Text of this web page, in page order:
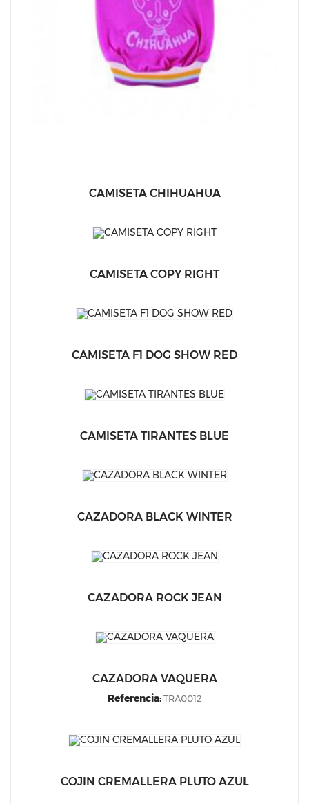
CAMISETA CHIHUAHUA
CAMISETA COPY RIGHT
CAMISETA F1 DOG SHOW RED
CAMISETA TIRANTES BLUE
CAZADORA BLACK WINTER
CAZADORA ROCK JEAN
CAZADORA VAQUERA
Referencia: TRA0012
COJIN CREMALLERA PLUTO AZUL